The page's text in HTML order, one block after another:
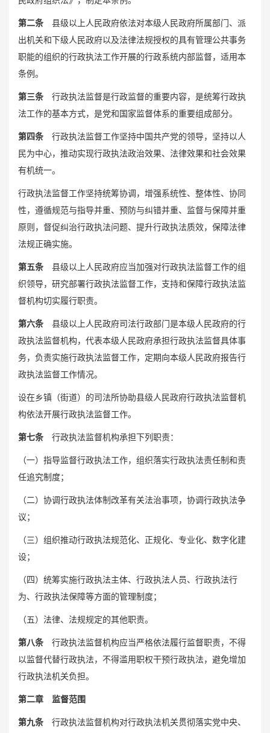
第二条 县级以上人民政府依法对本级人民政府所属部门、派
出机关和下级人民政府以及法律法规授权的具有管理公共事务
职能的组织的行政执法工作开展的行政系统内部监督，适用本
条例。
第三条 行政执法监督是行政监督的重要内容，是统筹行政执
法工作的基本方式，是党和国家监督体系的重要组成部分。
第四条 行政执法监督工作坚持中国共产党的领导，坚持以人
民为中心，推动实现行政执法政治效果、法律效果和社会效果
有机统一。
行政执法监督工作坚持统筹协调，增强系统性、整体性、协同
性，遵循规范与指导并重、预防与纠错并重、监督与保障并重
原则，督促纠治行政执法问题、提升行政执法质效，保障法律
法规正确实施。
第五条 县级以上人民政府应当加强对行政执法监督工作的组
织领导，研究部署行政执法监督工作，支持和保障行政执法监
督机构切实履行职责。
第六条 县级以上人民政府司法行政部门是本级人民政府的行
政执法监督机构，代表本级人民政府承担行政执法监督具体事
务，负责实施行政执法监督工作，定期向本级人民政府报告行
政执法监督工作情况。
设在乡镇（街道）的司法所协助县级人民政府行政执法监督机
构依法开展行政执法监督工作。
第七条 行政执法监督机构承担下列职责：
（一）指导监督行政执法工作，组织落实行政执法责任制和责
任追究制度；
（二）协调行政执法体制改革有关法治事项，协调行政执法争
议；
（三）组织推动行政执法规范化、正规化、专业化、数字化建
设；
（四）统筹实施行政执法主体、行政执法人员、行政执法行
为、行政执法保障等方面的管理制度；
（五）法律、法规规定的其他职责。
第八条 行政执法监督机构应当严格依法履行监督职责，不得
以监督代替行政执法，不得滥用职权干预行政执法，避免增加
行政执法机关负担。
第二章 监督范围
第九条 行政执法监督机构对行政执法机关贯彻落实党中央、